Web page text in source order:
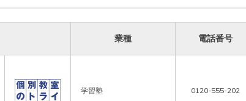
業種 電話番号
学習塾 0120-555-202